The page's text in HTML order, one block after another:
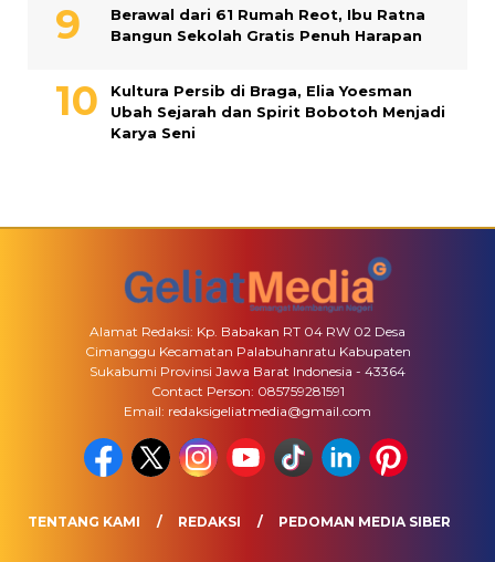
Berawal dari 61 Rumah Reot, Ibu Ratna
Bangun Sekolah Gratis Penuh Harapan
Kultura Persib di Braga, Elia Yoesman
Ubah Sejarah dan Spirit Bobotoh Menjadi
Karya Seni
Alamat Redaksi: Kp. Babakan RT 04 RW 02 Desa
Cimanggu Kecamatan Palabuhanratu Kabupaten
Sukabumi Provinsi Jawa Barat Indonesia - 43364
Contact Person: 085759281591
Email: redaksigeliatmedia@gmail.com
TENTANG KAMI REDAKSI PEDOMAN MEDIA SIBER